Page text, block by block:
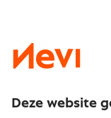
Deze website